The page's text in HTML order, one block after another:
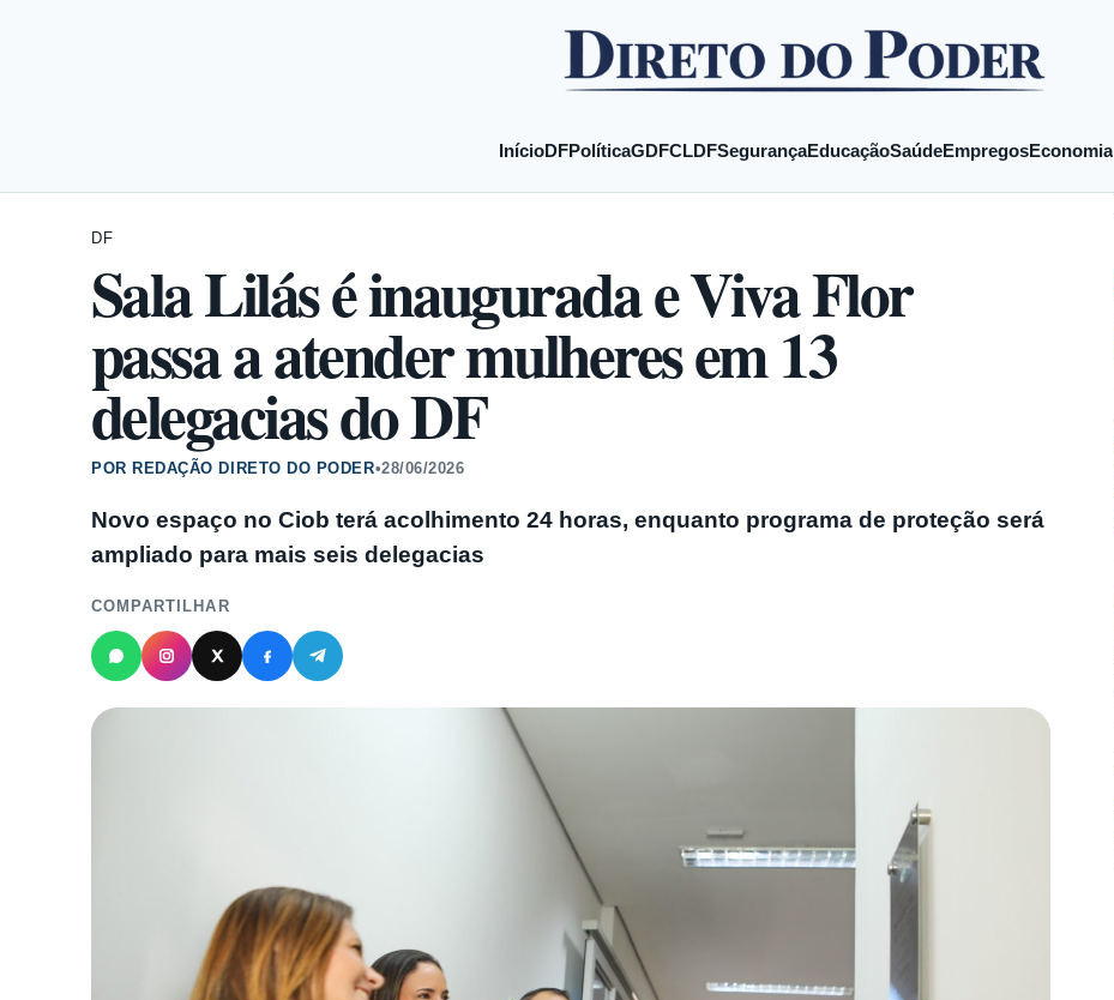
InícioDFPolíticaGDFCLDFSegurançaEducaçãoSaúdeEmpregosEconomia
DF
Sala Lilás é inaugurada e Viva Flor
passa a atender mulheres em 13
delegacias do DF
POR REDAÇÃO DIRETO DO PODER•28/06/2026
Novo espaço no Ciob terá acolhimento 24 horas, enquanto programa de proteção será
ampliado para mais seis delegacias
COMPARTILHAR